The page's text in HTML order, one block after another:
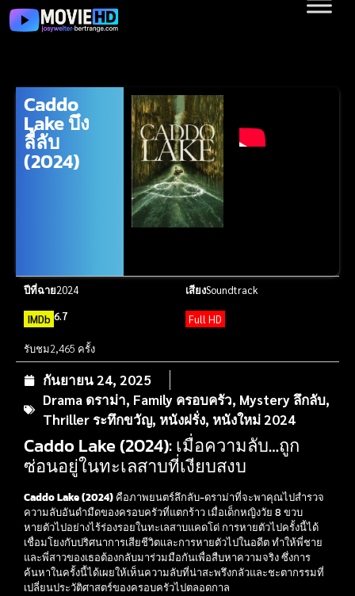
Caddo
Lake บึง
ลี้ลับ
(2024)
ปีที่ฉาย2024 เสียงSoundtrack
IMDb 6.7 Full HD
รับชม2,465 ครั้ง
กันยายน 24, 2025
Drama ดราม่า, Family ครอบครัว, Mystery ลึกลับ,
Thriller ระทึกขวัญ, หนังฝรั่ง, หนังใหม่ 2024
Caddo Lake (2024): เมื่อความลับ…ถูก
ซ่อนอยู่ในทะเลสาบที่เงียบสงบ
Caddo Lake (2024) คือภาพยนตร์ลึกลับ-ดราม่าที่จะพาคุณไปสำรวจ
ความลับอันดำมืดของครอบครัวที่แตกร้าว เมื่อเด็กหญิงวัย 8 ขวบ
หายตัวไปอย่างไร้ร่องรอยในทะเลสาบแคดโด่ การหายตัวไปครั้งนี้ได้
เชื่อมโยงกับปริศนาการเสียชีวิตและการหายตัวไปในอดีต ทำให้พี่ชาย
และพี่สาวของเธอต้องกลับมาร่วมมือกันเพื่อสืบหาความจริง ซึ่งการ
ค้นหาในครั้งนี้ได้เผยให้เห็นความลับที่น่าสะพรึงกลัวและชะตากรรมที่
เปลี่ยนประวัติศาสตร์ของครอบครัวไปตลอดกาล